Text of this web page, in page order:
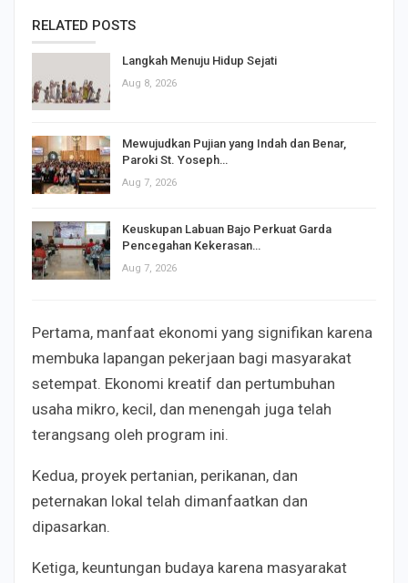
RELATED POSTS
Langkah Menuju Hidup Sejati
Aug 8, 2026
Mewujudkan Pujian yang Indah dan Benar,
Paroki St. Yoseph…
Aug 7, 2026
Keuskupan Labuan Bajo Perkuat Garda
Pencegahan Kekerasan…
Aug 7, 2026
Pertama, manfaat ekonomi yang signifikan karena
membuka lapangan pekerjaan bagi masyarakat
setempat. Ekonomi kreatif dan pertumbuhan
usaha mikro, kecil, dan menengah juga telah
terangsang oleh program ini.
Kedua, proyek pertanian, perikanan, dan
peternakan lokal telah dimanfaatkan dan
dipasarkan.
Ketiga, keuntungan budaya karena masyarakat